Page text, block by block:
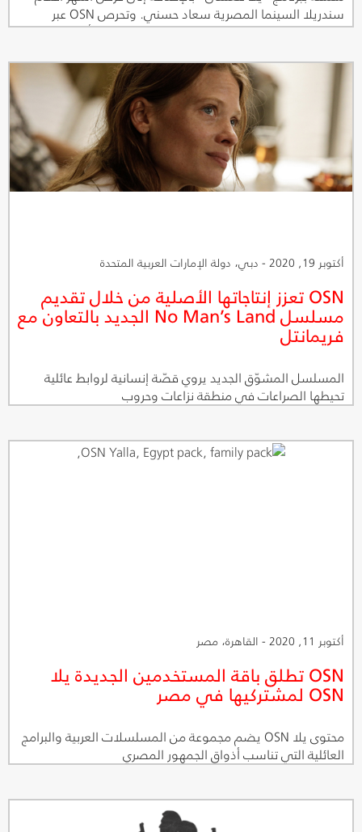
سندريلا السينما المصرية سعاد حسني. وتحرص OSN عبر
قنوات باقتها OSN ياهلا وتطبيق OSN للمشاهدة أونلاين على
عشاق الأمسيات الهادئة مع أفضل أفلام المبدعة نادين لبكي
الحائزة على عدة جوائز، لتكفل لعملائها أعلى مستويات الترفيه
هذا الشهر.
أكتوبر 19, 2020 - دبي، دولة الإمارات العربية المتحدة
OSN تعزز إنتاجاتها الأصلية من خلال تقديم
مسلسل No Man’s Land الجديد بالتعاون مع
فريمانتل
المسلسل المشوّق الجديد يروي قصّة إنسانية لروابط عائلية
تحيطها الصراعات في منطقة نزاعات وحروب
أكتوبر 11, 2020 - القاهرة، مصر
OSN تطلق باقة المستخدمين الجديدة يلا
OSN لمشتركيها في مصر
محتوى يلا OSN يضم مجموعة من المسلسلات العربية والبرامج
العائلية التي تناسب أذواق الجمهور المصري